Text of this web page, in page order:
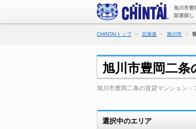
旭川市豊
部屋探し
CHINTAIトップ 北海道 旭川市
旭川市豊岡二
旭川市豊岡二条の賃貸マンション
選択中のエリア